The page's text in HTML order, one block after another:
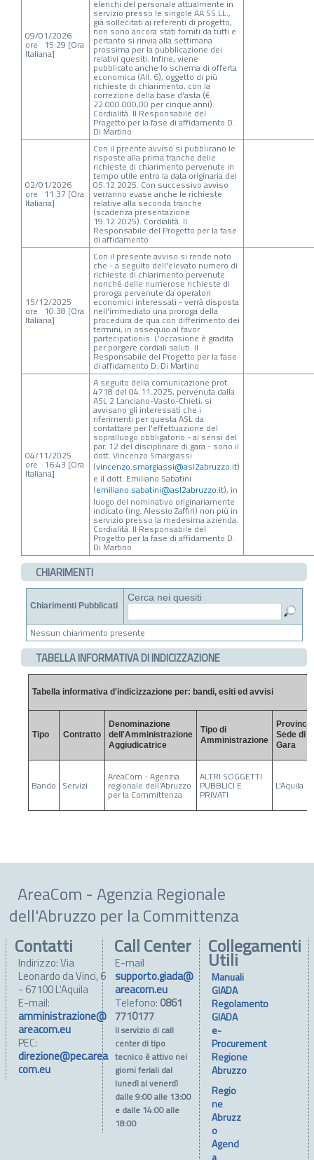
09/01/2026
ore 15:29 [Ora
Italiana]
elenchi del personale attualmente in
servizio presso le singole AA.SS.LL.,
già sollecitati ai referenti di progetto,
non sono ancora stati forniti da tutti e
pertanto si rinvia alla settimana
prossima per la pubblicazione dei
relativi quesiti. Infine, viene
pubblicato anche lo schema di offerta
economica (All. 6), oggetto di più
richieste di chiarimento, con la
correzione della base d'asta (€
22.000.000,00 per cinque anni).
Cordialità. Il Responsabile del
Progetto per la fase di affidamento D.
Di Martino
02/01/2026
ore 11:37 [Ora
Italiana]
Con il preente avviso si pubblicano le
risposte alla prima tranche delle
richieste di chiarimento pervenute in
tempo utile entro la data originaria del
05.12.2025. Con successivo avviso
verranno evase anche le richieste
relative alla seconda tranche
(scadenza presentazione
19.12.2025). Cordialità. Il
Responsabile del Progetto per la fase
di affidamento
15/12/2025
ore 10:38 [Ora
Italiana]
Con il presente avviso si rende noto
che - a seguito dell'elevato numero di
richieste di chiarimento pervenute
nonché delle numerose richieste di
proroga pervenute da operatori
economici interessati - verrà disposta
nell'immediato una proroga della
procedura de qua con differimento dei
termini, in ossequio al favor
partecipationis. L'occasione è gradita
per porgere cordiali saluti. Il
Responsabile del Progetto per la fase
di affidamento D. Di Martino
04/11/2025
ore 16:43 [Ora
Italiana]
A seguito della comunicazione prot.
4718 del 04.11.2025, pervenuta dalla
ASL 2 Lanciano-Vasto-Chieti, si
avvisano gli interessati che i
riferimenti per questa ASL da
contattare per l'effettuazione del
sopralluogo obbligatorio - ai sensi del
par. 12 del disciplinare di gara - sono il
dott. Vincenzo Smargiassi
(vincenzo.smargiassi@asl2abruzzo.it)
e il dott. Emiliano Sabatini
(emiliano.sabatini@asl2abruzzo.it), in
luogo del nominativo originariamente
indicato (ing. Alessio Zaffiri) non più in
servizio presso la medesima azienda.
Cordialità. Il Responsabile del
Progetto per la fase di affidamento D.
Di Martino
CHIARIMENTI
Chiarimenti Pubblicati
Cerca nei quesiti
Nessun chiarimento presente
TABELLA INFORMATIVA DI INDICIZZAZIONE
Tabella informativa d'indicizzazione per: bandi, esiti ed avvisi
Tipo Contratto
Denominazione
dell'Amministrazione
Aggiudicatrice
Tipo di
Amministrazione
Provincia
Sede di
Gara
Bando Servizi
AreaCom - Agenzia
regionale dell'Abruzzo
per la Committenza
ALTRI SOGGETTI
PUBBLICI E
PRIVATI
L'Aquila
AreaCom - Agenzia Regionale
dell'Abruzzo per la Committenza
Contatti
Indirizzo: Via
Leonardo da Vinci, 6
- 67100 L'Aquila
E-mail:
amministrazione@
areacom.eu
PEC:
direzione@pec.area
com.eu
Collegamenti
Utili
Manuali
GIADA
Regolamento
GIADA
e-
Procurement
Regione
Abruzzo
Regio
ne
Abruzz
o
Agend
a
Call Center
E-mail
supporto.giada@
areacom.eu
Telefono: 0861
7710177
Il servizio di call
center di tipo
tecnico è attivo nei
giorni feriali dal
lunedì al venerdì
dalle 9:00 alle 13:00
e dalle 14:00 alle
18:00